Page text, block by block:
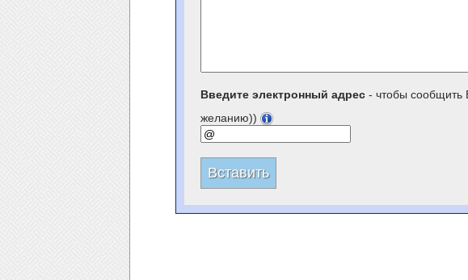
Введите электронный адрес- чтобы сообщить
желанию))